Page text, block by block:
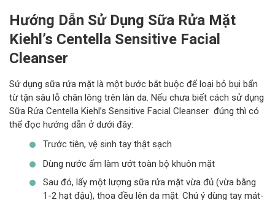
Hướng Dẫn Sử Dụng Sữa Rửa Mặt
Kiehl’s Centella Sensitive Facial
Cleanser
Sử dụng sữa rửa mặt là một bước bắt buộc để loại bỏ bụi bẩn
từ tận sâu lỗ chân lông trên làn da. Nếu chưa biết cách sử dụng
Sữa Rửa Centella Kiehl’s Sensitive Facial Cleanser đúng thì có
thể đọc hướng dẫn ở dưới đây:
Trước tiên, vệ sinh tay thật sạch
Dùng nước ấm làm ướt toàn bộ khuôn mặt
Sau đó, lấy một lượng sữa rửa mặt vừa đủ (vừa bằng
1-2 hạt đậu), thoa đều lên da mặt. Chú ý dùng tay mát-